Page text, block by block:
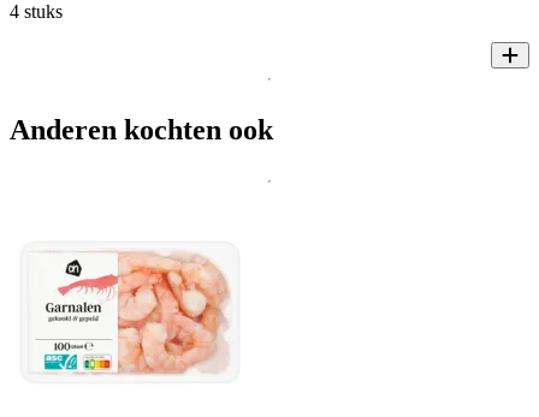
4 stuks
Anderen kochten ook